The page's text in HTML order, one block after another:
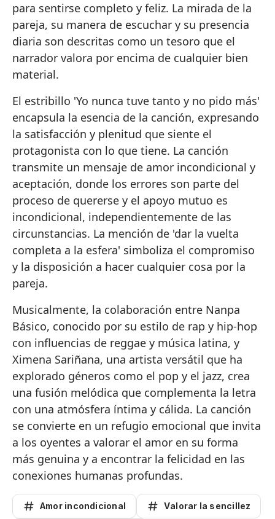
para sentirse completo y feliz. La mirada de la
pareja, su manera de escuchar y su presencia
diaria son descritas como un tesoro que el
narrador valora por encima de cualquier bien
material.
El estribillo 'Yo nunca tuve tanto y no pido más'
encapsula la esencia de la canción, expresando
la satisfacción y plenitud que siente el
protagonista con lo que tiene. La canción
transmite un mensaje de amor incondicional y
aceptación, donde los errores son parte del
proceso de quererse y el apoyo mutuo es
incondicional, independientemente de las
circunstancias. La mención de 'dar la vuelta
completa a la esfera' simboliza el compromiso
y la disposición a hacer cualquier cosa por la
pareja.
Musicalmente, la colaboración entre Nanpa
Básico, conocido por su estilo de rap y hip-hop
con influencias de reggae y música latina, y
Ximena Sariñana, una artista versátil que ha
explorado géneros como el pop y el jazz, crea
una fusión melódica que complementa la letra
con una atmósfera íntima y cálida. La canción
se convierte en un refugio emocional que invita
a los oyentes a valorar el amor en su forma
más genuina y a encontrar la felicidad en las
conexiones humanas profundas.
Amor incondicional Valorar la sencillez